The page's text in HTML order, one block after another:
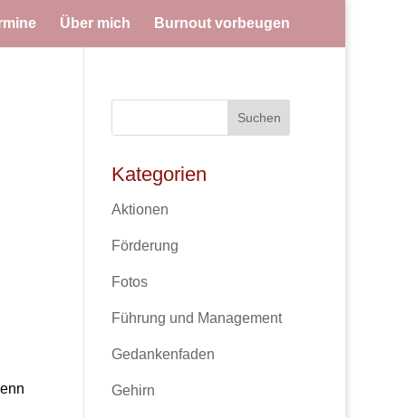
Über mich Burnout vorbeugen
Kategorien
Aktionen
Förderung
Fotos
Führung und Management
Gedankenfaden
Gehirn